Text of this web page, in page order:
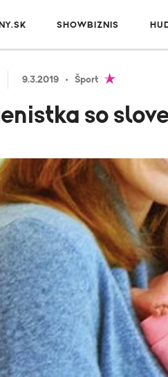
SHOWBIZNIS
9.3.2019 Šport
so